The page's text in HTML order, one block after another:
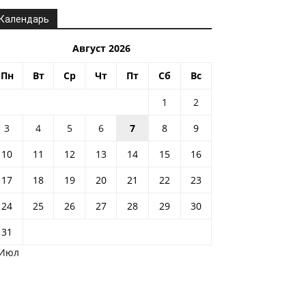
Август 2026
Пн Вт Ср Чт Пт Сб Вс
1
2
3
4 5 6 7 8
9
10
11 12 13 14 15
16
17
18 19 20 21 22
23
24
25 26 27 28 29
30
31